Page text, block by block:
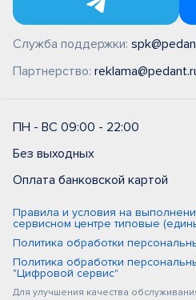
Служба поддержки:
Партнерство:
ПН - ВС 09:00 - 22:00
Без выходных
Оплата банковской картой
Правила и условия на
сервисном центре типовые
Политика обработки
Политика обработки
"Цифровой сервис"
Для улучшения качества